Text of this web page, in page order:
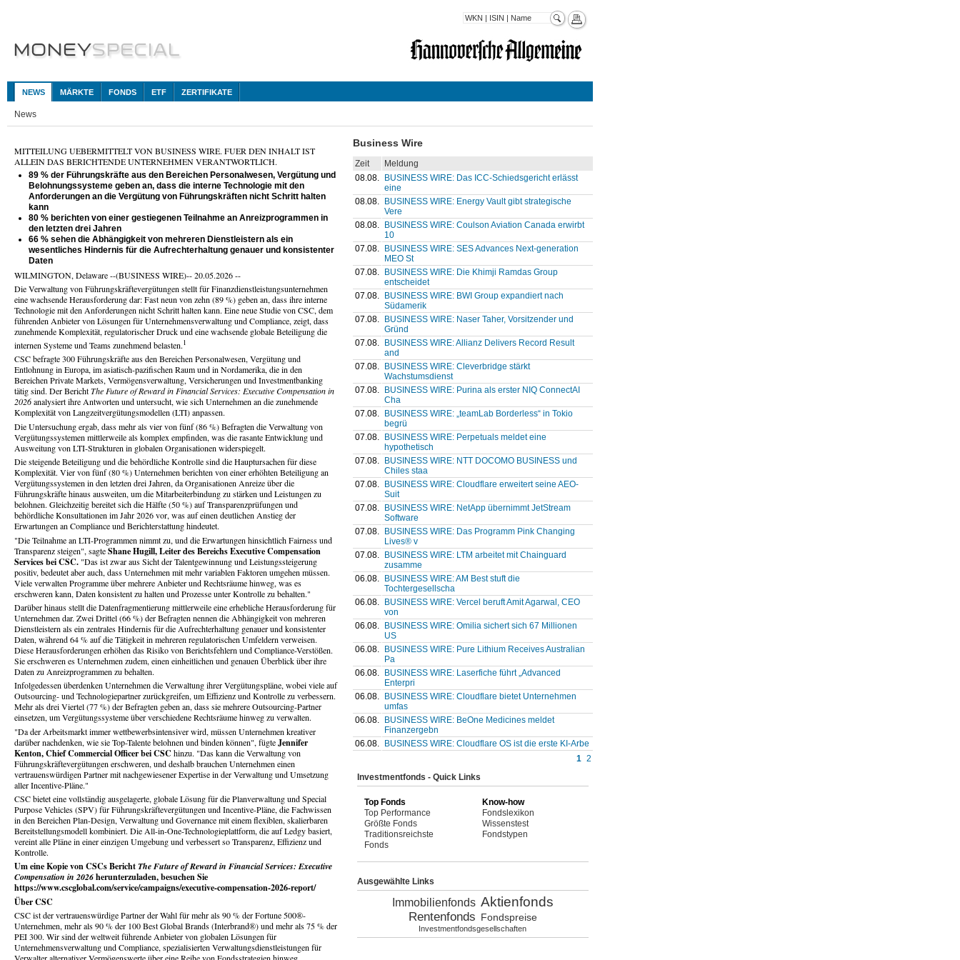
NEWS MÄRKTE FONDS ETF ZERTIFIKATE
News
MITTEILUNG UEBERMITTELT VON BUSINESS WIRE. FUER DEN INHALT IST
ALLEIN DAS BERICHTENDE UNTERNEHMEN VERANTWORTLICH.
89 % der Führungskräfte aus den Bereichen Personalwesen, Vergütung und
Belohnungssysteme geben an, dass die interne Technologie mit den
Anforderungen an die Vergütung von Führungskräften nicht Schritt halten
kann
80 % berichten von einer gestiegenen Teilnahme an Anreizprogrammen in
den letzten drei Jahren
66 % sehen die Abhängigkeit von mehreren Dienstleistern als ein
wesentliches Hindernis für die Aufrechterhaltung genauer und konsistenter
Daten
WILMINGTON, Delaware --(BUSINESS WIRE)-- 20.05.2026 --
Die Verwaltung von Führungskräftevergütungen stellt für Finanzdienstleistungsunternehmen
eine wachsende Herausforderung dar: Fast neun von zehn (89 %) geben an, dass ihre interne
Technologie mit den Anforderungen nicht Schritt halten kann. Eine neue Studie von CSC, dem
führenden Anbieter von Lösungen für Unternehmensverwaltung und Compliance, zeigt, dass
zunehmende Komplexität, regulatorischer Druck und eine wachsende globale Beteiligung die
internen Systeme und Teams zunehmend belasten.1
CSC befragte 300 Führungskräfte aus den Bereichen Personalwesen, Vergütung und
Entlohnung in Europa, im asiatisch-pazifischen Raum und in Nordamerika, die in den
Bereichen Private Markets, Vermögensverwaltung, Versicherungen und Investmentbanking
tätig sind. Der BerichtThe Future of Reward in Financial Services: Executive Compensation in
2026analysiert ihre Antworten und untersucht, wie sich Unternehmen an die zunehmende
Komplexität von Langzeitvergütungsmodellen (LTI) anpassen.
Die Untersuchung ergab, dass mehr als vier von fünf (86 %) Befragten die Verwaltung von
Vergütungssystemen mittlerweile als komplex empfinden, was die rasante Entwicklung und
Ausweitung von LTI-Strukturen in globalen Organisationen widerspiegelt.
Die steigende Beteiligung und die behördliche Kontrolle sind die Hauptursachen für diese
Komplexität. Vier von fünf (80 %) Unternehmen berichten von einer erhöhten Beteiligung an
Vergütungssystemen in den letzten drei Jahren, da Organisationen Anreize über die
Führungskräfte hinaus ausweiten, um die Mitarbeiterbindung zu stärken und Leistungen zu
belohnen. Gleichzeitig bereitet sich die Hälfte (50 %) auf Transparenzprüfungen und
behördliche Konsultationen im Jahr 2026 vor, was auf einen deutlichen Anstieg der
Erwartungen an Compliance und Berichterstattung hindeutet.
"Die Teilnahme an LTI-Programmen nimmt zu, und die Erwartungen hinsichtlich Fairness und
Transparenz steigen", sagteShane Hugill, Leiter des Bereichs Executive Compensation
Services bei CSC. "Das ist zwar aus Sicht der Talentgewinnung und Leistungssteigerung
positiv, bedeutet aber auch, dass Unternehmen mit mehr variablen Faktoren umgehen müssen.
Viele verwalten Programme über mehrere Anbieter und Rechtsräume hinweg, was es
erschweren kann, Daten konsistent zu halten und Prozesse unter Kontrolle zu behalten."
Darüber hinaus stellt die Datenfragmentierung mittlerweile eine erhebliche Herausforderung für
Unternehmen dar. Zwei Drittel (66 %) der Befragten nennen die Abhängigkeit von mehreren
Dienstleistern als ein zentrales Hindernis für die Aufrechterhaltung genauer und konsistenter
Daten, während 64 % auf die Tätigkeit in mehreren regulatorischen Umfeldern verweisen.
Diese Herausforderungen erhöhen das Risiko von Berichtsfehlern und Compliance-Verstößen.
Sie erschweren es Unternehmen zudem, einen einheitlichen und genauen Überblick über ihre
Daten zu Anreizprogrammen zu behalten.
Infolgedessen überdenken Unternehmen die Verwaltung ihrer Vergütungspläne, wobei viele auf
Outsourcing- und Technologiepartner zurückgreifen, um Effizienz und Kontrolle zu verbessern.
Mehr als drei Viertel (77 %) der Befragten geben an, dass sie mehrere Outsourcing-Partner
einsetzen, um Vergütungssysteme über verschiedene Rechtsräume hinweg zu verwalten.
"Da der Arbeitsmarkt immer wettbewerbsintensiver wird, müssen Unternehmen kreativer
darüber nachdenken, wie sie Top-Talente belohnen und binden können", fügteJennifer
Kenton, Chief Commercial Officer bei CSC hinzu. "Das kann die Verwaltung von
Führungskräftevergütungen erschweren, und deshalb brauchen Unternehmen einen
vertrauenswürdigen Partner mit nachgewiesener Expertise in der Verwaltung und Umsetzung
aller Incentive-Pläne."
CSC bietet eine vollständig ausgelagerte, globale Lösung für die Planverwaltung und Special
Purpose Vehicles (SPV) für Führungskräftevergütungen und Incentive-Pläne, die Fachwissen
in den Bereichen Plan-Design, Verwaltung und Governance mit einem flexiblen, skalierbaren
Bereitstellungsmodell kombiniert. Die All-in-One-Technologieplattform, die auf Ledgy basiert,
vereint alle Pläne in einer einzigen Umgebung und verbessert so Transparenz, Effizienz und
Kontrolle.
Um eine Kopie von CSCs BerichtThe Future of Reward in Financial Services: Executive
Compensation in 2026herunterzuladen, besuchen Sie
https://www.cscglobal.com/service/campaigns/executive-compensation-2026-report/
Über CSC
CSC ist der vertrauenswürdige Partner der Wahl für mehr als 90 % der Fortune 500®-
Unternehmen, mehr als 90 % der 100 Best Global Brands (Interbrand®) und mehr als 75 % der
PEI 300. Wir sind der weltweit führende Anbieter von globalen Lösungen für
Unternehmensverwaltung und Compliance, spezialisierten Verwaltungsdienstleistungen für
Business Wire
Zeit
Meldung
08.08.
BUSINESS WIRE: Das ICC-Schiedsgericht erlässt
eine
08.08.
BUSINESS WIRE: Energy Vault gibt strategische
Vere
08.08.
BUSINESS WIRE: Coulson Aviation Canada erwirbt
10
07.08.
BUSINESS WIRE: SES Advances Next-generation
MEO St
07.08.
BUSINESS WIRE: Die Khimji Ramdas Group
entscheidet
07.08.
BUSINESS WIRE: BWI Group expandiert nach
Südamerik
07.08.
BUSINESS WIRE: Naser Taher, Vorsitzender und
Gründ
07.08.
BUSINESS WIRE: Allianz Delivers Record Result
and
07.08.
BUSINESS WIRE: Cleverbridge stärkt
Wachstumsdienst
07.08.
BUSINESS WIRE: Purina als erster NIQ ConnectAI
Cha
07.08.
BUSINESS WIRE: „teamLab Borderless“ in Tokio
begrü
07.08.
BUSINESS WIRE: Perpetuals meldet eine
hypothetisch
07.08.
BUSINESS WIRE: NTT DOCOMO BUSINESS und
Chiles staa
07.08.
BUSINESS WIRE: Cloudflare erweitert seine AEO-
Suit
07.08.
BUSINESS WIRE: NetApp übernimmt JetStream
Software
07.08.
BUSINESS WIRE: Das Programm Pink Changing
Lives® v
07.08.
BUSINESS WIRE: LTM arbeitet mit Chainguard
zusamme
06.08.
BUSINESS WIRE: AM Best stuft die
Tochtergesellscha
06.08.
BUSINESS WIRE: Vercel beruft Amit Agarwal, CEO
von
06.08.
BUSINESS WIRE: Omilia sichert sich 67 Millionen
US
06.08.
BUSINESS WIRE: Pure Lithium Receives Australian
Pa
06.08.
BUSINESS WIRE: Laserfiche führt „Advanced
Enterpri
06.08.
BUSINESS WIRE: Cloudflare bietet Unternehmen
umfas
06.08.
BUSINESS WIRE: BeOne Medicines meldet
Finanzergebn
06.08.
BUSINESS WIRE: Cloudflare OS ist die erste KI-Arbe
1 2
Investmentfonds - Quick Links
Top Fonds
Top Performance
Größte Fonds
Traditionsreichste
Fonds
Know-how
Fondslexikon
Wissenstest
Fondstypen
Ausgewählte Links
Immobilienfonds Aktienfonds
Rentenfonds Fondspreise
Investmentfondsgesellschaften